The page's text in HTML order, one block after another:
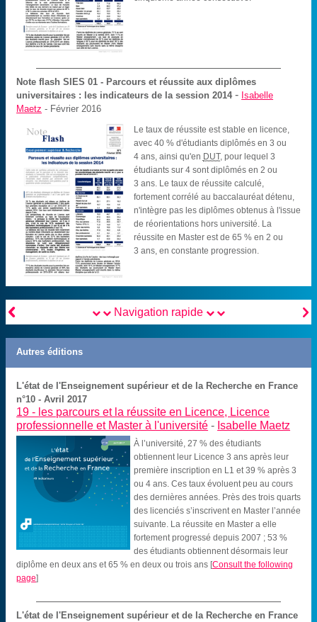
Note flash SIES 01 - Parcours et réussite aux diplômes
universitaires : les indicateurs de la session 2014- Isabelle
Maetz - Février 2016
Le taux de réussite est stable en licence,
avec 40 % d'étudiants diplômés en 3 ou
4 ans, ainsi qu'en DUT, pour lequel 3
étudiants sur 4 sont diplômés en 2 ou
3 ans. Le taux de réussite calculé,
fortement corrélé au baccalauréat détenu,
n'intègre pas les diplômes obtenus à l'issue
de réorientations hors université. La
réussite en Master est de 65 % en 2 ou
3 ans, en constante progression.
 
Navigation rapide
Autres éditions
L'état de l'Enseignement supérieur et de la Recherche en France
n°10 - Avril 2017
19 - les parcours et la réussite en Licence, Licence
professionnelle et Master à l'université - Isabelle Maetz
À l’université, 27 % des étudiants
obtiennent leur Licence 3 ans après leur
première inscription en L1 et 39 % après 3
ou 4 ans. Ces taux évoluent peu au cours
des dernières années. Près des trois quarts
des licenciés s’inscrivent en Master l’année
suivante. La réussite en Master a elle
fortement progressé depuis 2007 ; 53 %
des étudiants obtiennent désormais leur
diplôme en deux ans et 65 % en deux ou trois ans [Consult the following
page]
L'état de l'Enseignement supérieur et de la Recherche en France